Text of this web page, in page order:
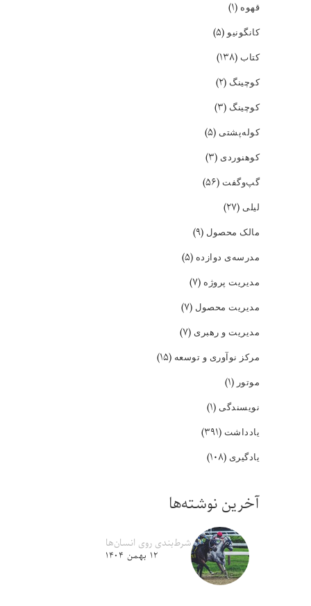
قهوه (۱)
کانگونیو (۵)
کتاب (۱۳۸)
کوچینگ (۲)
کوچینگ (۳)
کوله‌پشتی (۵)
کوهنوردی (۳)
گپ‌و‌گفت (۵۶)
لیلی (۲۷)
مالک محصول (۹)
مدرسه‌ی دوازده (۵)
مدیریت پروژه (۷)
مدیریت محصول (۷)
مدیریت و رهبری (۷)
مرکز نوآوری و توسعه (۱۵)
موتور (۱)
نویسندگی (۱)
یادداشت (۳۹۱)
یادگیری (۱۰۸)
آخرین نوشته‌ها
شرط‌بندی روی انسان‌ها
۱۲ بهمن ۱۴۰۴